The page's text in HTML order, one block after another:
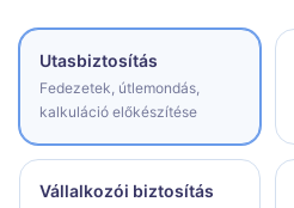
Utasbiztosítás
Fedezetek, útlemondás,
kalkuláció előkészítése
Vállalkozói biztosítás